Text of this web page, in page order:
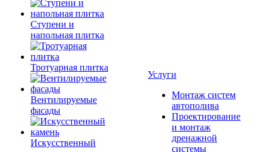
Ступени и
напольная плитка
Тротуарная плитка
Вентилируемые
фасады
Искусственный
Услуги
Монтаж систем
автополива
Проектирование
и монтаж
дренажной
системы